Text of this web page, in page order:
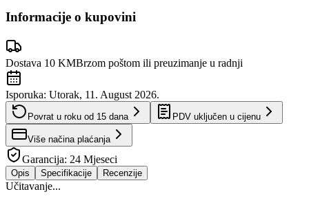
Informacije o kupovini
Dostava 10 KMBrzom poštom ili preuzimanje u radnji
Isporuka: Utorak, 11. August 2026.
Povrat u roku od 15 dana PDV uključen u cijenu
Više načina plaćanja
Garancija: 24 Mjeseci
Opis Specifikacije Recenzije
Učitavanje...